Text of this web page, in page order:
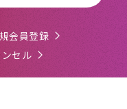
会員登録
セル